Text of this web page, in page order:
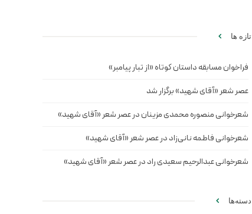
تازه ها
فراخوان مسابقه داستان کوتاه «از تبار پیامبر»
عصر شعر «آقای شهید» برگزار شد
شعرخوانی منصوره محمدی مزینان در عصر شعر «آقای شهید»
شعرخوانی فاطمه نانی‌زاد در عصر شعر «آقای شهید»
شعرخوانی عبدالرحیم سعیدی راد در عصر شعر «آقای شهید»
دسته‌ها